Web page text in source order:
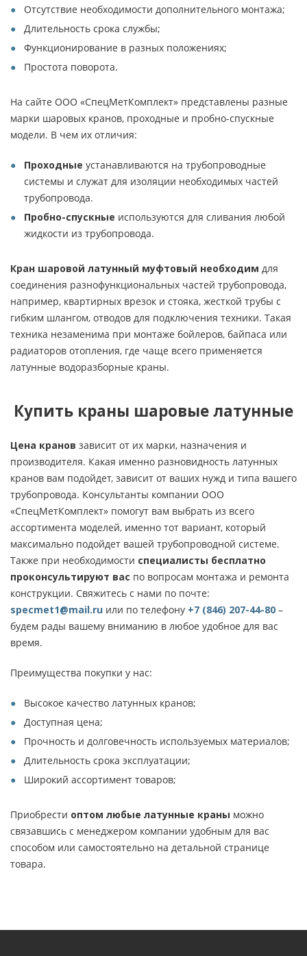
Отсутствие необходимости дополнительного монтажа;
Длительность срока службы;
Функционирование в разных положениях;
Простота поворота.
На сайте ООО «СпецМетКомплект» представлены разные
марки шаровых кранов, проходные и пробно-спускные
модели. В чем их отличия:
Проходные устанавливаются на трубопроводные
системы и служат для изоляции необходимых частей
трубопровода.
Пробно-спускные используются для сливания любой
жидкости из трубопровода.
Кран шаровой латунный муфтовый необходим для
соединения разнофункциональных частей трубопровода,
например, квартирных врезок и стояка, жесткой трубы с
гибким шлангом, отводов для подключения техники. Такая
техника незаменима при монтаже бойлеров, байпаса или
радиаторов отопления, где чаще всего применяется
латунные водоразборные краны.
Купить краны шаровые латунные
Цена кранов зависит от их марки, назначения и
производителя. Какая именно разновидность латунных
кранов вам подойдет, зависит от ваших нужд и типа вашего
трубопровода. Консультанты компании ООО
«СпецМетКомплект» помогут вам выбрать из всего
ассортимента моделей, именно тот вариант, который
максимально подойдет вашей трубопроводной системе.
Также при необходимости специалисты бесплатно
проконсультируют вас по вопросам монтажа и ремонта
конструкции. Свяжитесь с нами по почте:
specmet1@mail.ru или по телефону +7 (846) 207-44-80 –
будем рады вашему вниманию в любое удобное для вас
время.
Преимущества покупки у нас:
Высокое качество латунных кранов;
Доступная цена;
Прочность и долговечность используемых материалов;
Длительность срока эксплуатации;
Широкий ассортимент товаров;
Приобрести оптом любые латунные краны можно
связавшись с менеджером компании удобным для вас
способом или самостоятельно на детальной странице
товара.